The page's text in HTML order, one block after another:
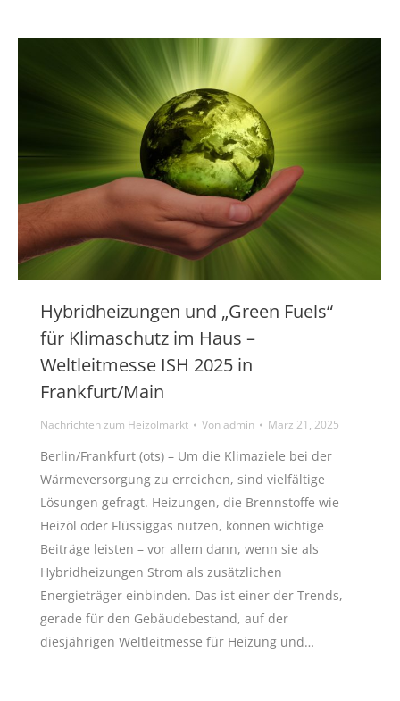
Hybridheizungen und „Green Fuels“
für Klimaschutz im Haus –
Weltleitmesse ISH 2025 in
Frankfurt/Main
Nachrichten zum Heizölmarkt Vonadmin März 21, 2025
Berlin/Frankfurt (ots) – Um die Klimaziele bei der
Wärmeversorgung zu erreichen, sind vielfältige
Lösungen gefragt. Heizungen, die Brennstoffe wie
Heizöl oder Flüssiggas nutzen, können wichtige
Beiträge leisten – vor allem dann, wenn sie als
Hybridheizungen Strom als zusätzlichen
Energieträger einbinden. Das ist einer der Trends,
gerade für den Gebäudebestand, auf der
diesjährigen Weltleitmesse für Heizung und…